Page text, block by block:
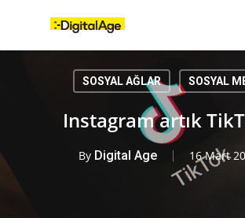
content
SOSYAL AĞLAR SOSYAL
Instagram artık
By Digital Age 16 Mart